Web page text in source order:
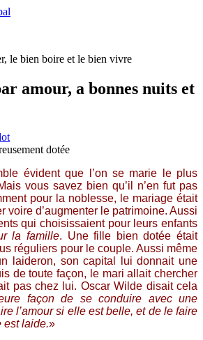
le bien boire et le bien vivre
amour, a bonnes nuits et
dotée
évident que l’on se marie le plus
vous savez bien qu’il n’en fut pas
pour la noblesse, le mariage était
voire d’augmenter le patrimoine. Aussi
qui choisissaient pour leurs enfants
la famille. Une fille bien dotée était
réguliers pour le couple. Aussi même
laideron, son capital lui donnait une
de toute façon, le mari allait chercher
pas chez lui. Oscar Wilde disait cela
façon de se conduire avec une
l’amour si elle est belle, et de le faire
est laide.»